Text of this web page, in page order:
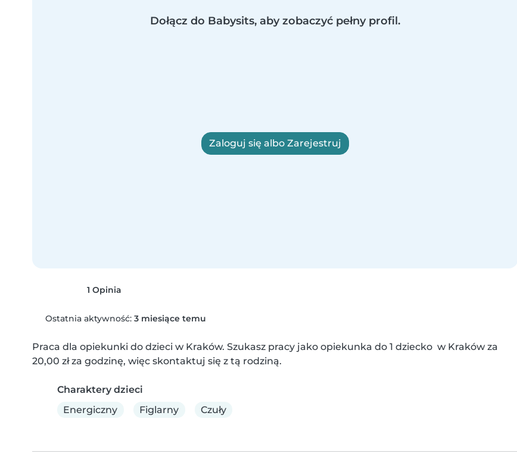
Dołącz do Babysits, aby zobaczyć pełny profil.
Zaloguj się albo Zarejestruj
1 Opinia
Ostatnia aktywność: 3 miesiące temu
Praca dla opiekunki do dzieci w Kraków. Szukasz pracy jako opiekunka do 1 dziecko  w Kraków za
20,00 zł za godzinę, więc skontaktuj się z tą rodziną.
Charaktery dzieci
Energiczny
Figlarny Czuły